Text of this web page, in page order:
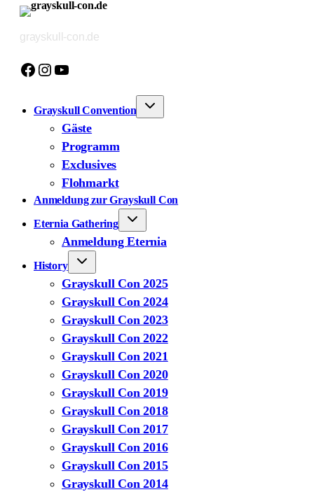
Zum
springen
grayskull-con.de
Facebook
Instagram
YouTube
Grayskull Convention
Gäste
Programm
Exclusives
Flohmarkt
Anmeldung zur Grayskull Con
Eternia Gathering
Anmeldung Eternia
History
Grayskull Con 2025
Grayskull Con 2024
Grayskull Con 2023
Grayskull Con 2022
Grayskull Con 2021
Grayskull Con 2020
Grayskull Con 2019
Grayskull Con 2018
Grayskull Con 2017
Grayskull Con 2016
Grayskull Con 2015
Grayskull Con 2014